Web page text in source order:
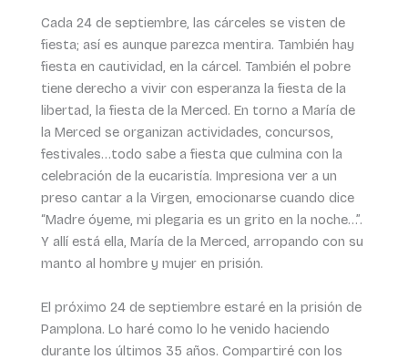
Cada 24 de septiembre, las cárceles se visten de
fiesta; así es aunque parezca mentira. También hay
fiesta en cautividad, en la cárcel. También el pobre
tiene derecho a vivir con esperanza la fiesta de la
libertad, la fiesta de la Merced. En torno a María de
la Merced se organizan actividades, concursos,
festivales…todo sabe a fiesta que culmina con la
celebración de la eucaristía. Impresiona ver a un
preso cantar a la Virgen, emocionarse cuando dice
“Madre óyeme, mi plegaria es un grito en la noche…”.
Y allí está ella, María de la Merced, arropando con su
manto al hombre y mujer en prisión.
El próximo 24 de septiembre estaré en la prisión de
Pamplona. Lo haré como lo he venido haciendo
durante los últimos 35 años. Compartiré con los